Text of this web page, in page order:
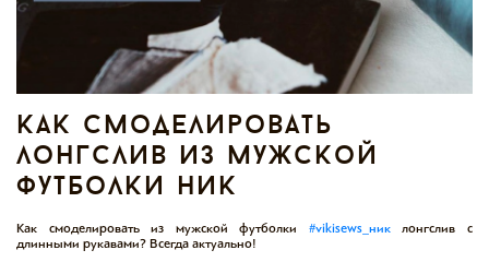
как смоделировать
лонгслив из мужской
футболки ник
Как смоделировать из мужской футболки #vikisews_никлонгслив с
длинными рукавами? Всегда актуально!